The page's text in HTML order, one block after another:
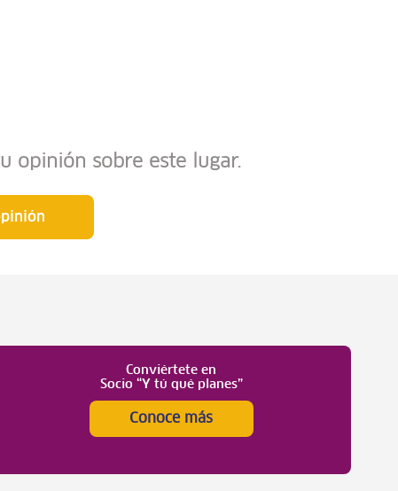
opinión sobre este lugar.
Conviértete en
Socio “Y tú qué planes”
Conoce más